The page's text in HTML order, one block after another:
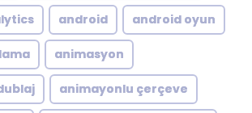
android android oyun
animasyon
animayonlu çerçeve